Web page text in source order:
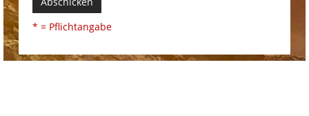
* = Pflichtangabe